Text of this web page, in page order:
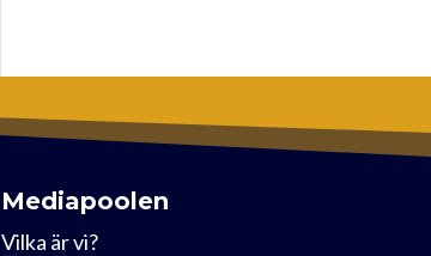
Mediapoolen
Vilka är vi?